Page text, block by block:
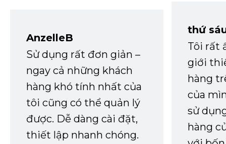
AnzelleB
Sử dụng rất đơn giản –
ngay cả những khách
hàng khó tính nhất của
tôi cũng có thể quản lý
được. Dễ dàng cài đặt,
thiết lập nhanh chóng.
thứ
Tôi rất
giới
hàng
của
sử
hàng